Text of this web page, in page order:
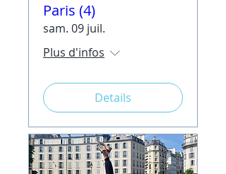
Paris (4)
sam. 09 juil.
Plus d'infos
Details